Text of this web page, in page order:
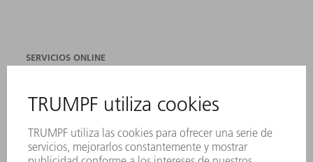
SERVICIOS ONLINE
EVENTOS Y CONVOCATORIAS
REGISTRO PARA EL BOLETÍN INFORMATIVO
FICHAS TÉCNICAS DE SEGURIDAD
PRODUCTOS
MÁQUINAS Y SISTEMAS